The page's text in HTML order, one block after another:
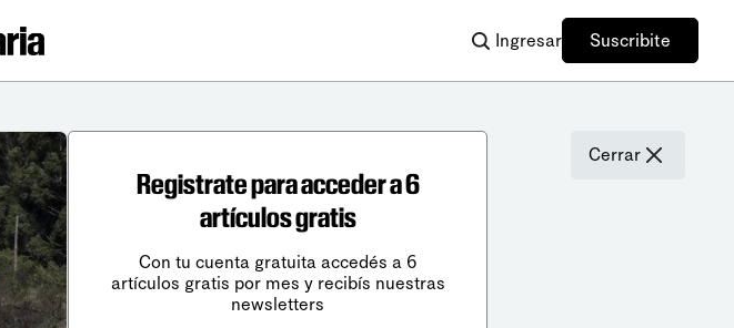
Ingresar Suscribite
Cerrar
Registrate para acceder a 6
artículos gratis
Con tu cuenta gratuita accedés a 6
artículos gratis por mes y recibís nuestras
newsletters